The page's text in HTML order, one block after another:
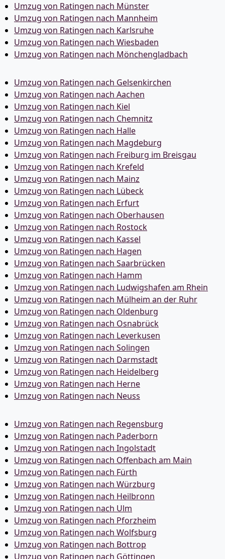
Umzug von Ratingen nach Münster
Umzug von Ratingen nach Mannheim
Umzug von Ratingen nach Karlsruhe
Umzug von Ratingen nach Wiesbaden
Umzug von Ratingen nach Mönchen­gladbach
Umzug von Ratingen nach Gelsenkirchen
Umzug von Ratingen nach Aachen
Umzug von Ratingen nach Kiel
Umzug von Ratingen nach Chemnitz
Umzug von Ratingen nach Halle
Umzug von Ratingen nach Magdeburg
Umzug von Ratingen nach Freiburg im Breisgau
Umzug von Ratingen nach Krefeld
Umzug von Ratingen nach Mainz
Umzug von Ratingen nach Lübeck
Umzug von Ratingen nach Erfurt
Umzug von Ratingen nach Oberhausen
Umzug von Ratingen nach Rostock
Umzug von Ratingen nach Kassel
Umzug von Ratingen nach Hagen
Umzug von Ratingen nach Saarbrücken
Umzug von Ratingen nach Hamm
Umzug von Ratingen nach Ludwigshafen am Rhein
Umzug von Ratingen nach Mülheim an der Ruhr
Umzug von Ratingen nach Oldenburg
Umzug von Ratingen nach Osnabrück
Umzug von Ratingen nach Leverkusen
Umzug von Ratingen nach Solingen
Umzug von Ratingen nach Darmstadt
Umzug von Ratingen nach Heidelberg
Umzug von Ratingen nach Herne
Umzug von Ratingen nach Neuss
Umzug von Ratingen nach Regensburg
Umzug von Ratingen nach Paderborn
Umzug von Ratingen nach Ingolstadt
Umzug von Ratingen nach Offenbach am Main
Umzug von Ratingen nach Fürth
Umzug von Ratingen nach Würzburg
Umzug von Ratingen nach Heilbronn
Umzug von Ratingen nach Ulm
Umzug von Ratingen nach Pforzheim
Umzug von Ratingen nach Wolfsburg
Umzug von Ratingen nach Bottrop
Umzug von Ratingen nach Göttingen